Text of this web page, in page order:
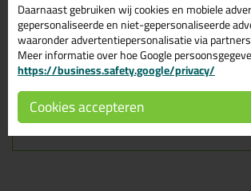
Hoge chemicaliënbestendigheid
Verbruik
Verbruik eerste laag: ca. 100 ml/m²
Verbruik volgende lagen : ca. 50 ml/ m²
Daarnaast gebruiken wij cookies en mobiele
gepersonaliseerde en niet-gepersonaliseerde
waaronder advertentiepersonalisatie via
Meer informatie over hoe Google
https://business.safety.google/privacy/
Cookies accepteren